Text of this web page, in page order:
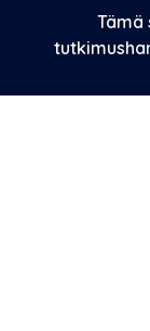
Tämä